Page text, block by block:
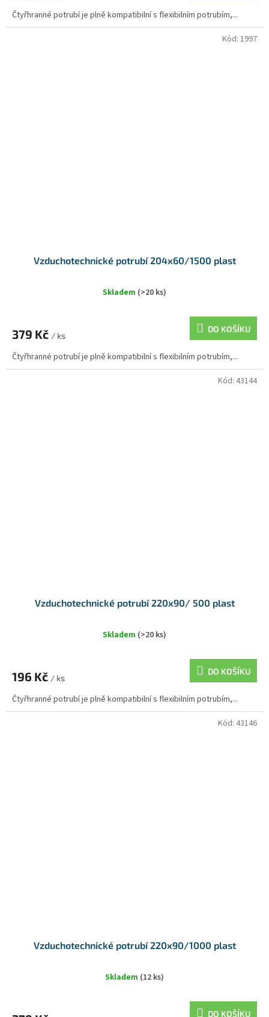
Čtyřhranné potrubí je plně kompatibilní s flexibilním potrubím,...
Vzduchotechnické potrubí 204x60/1500 plast
Skladem (>20 ks)
379 Kč / ks
DO KOŠÍKU
Čtyřhranné potrubí je plně kompatibilní s flexibilním potrubím,...
Kód: 1997
Vzduchotechnické potrubí 220x90/ 500 plast
Skladem (>20 ks)
196 Kč / ks
DO KOŠÍKU
Čtyřhranné potrubí je plně kompatibilní s flexibilním potrubím,...
Kód: 43144
Vzduchotechnické potrubí 220x90/1000 plast
Skladem (12 ks)
DO KOŠÍKU
Kód: 43146